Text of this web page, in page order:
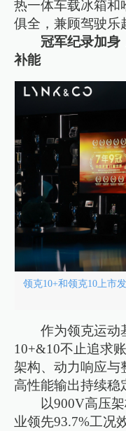
热一体车载冰箱和
俱全，兼顾驾驶乐
冠军纪录加身
补能
领克10+和领克10上市
作为领克运动
10+&10不止追求
架构、动力响应与
高性能输出持续稳
以900V高压
业领先93.7%工况